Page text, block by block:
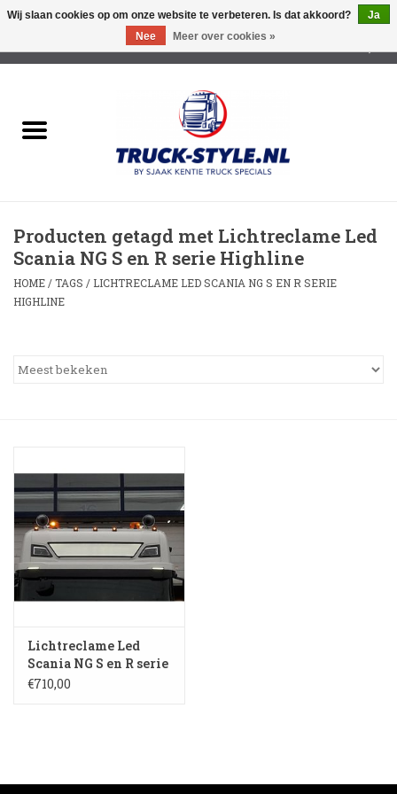
Lichtreclame Led
Led Triple Sign
Zonnekleppen
Bumper Spoilers
Stoel Verlagen
Klompen
Shop
Producten getagd met Lichtreclame Led
Scania NG S en R serie Highline
HOME /TAGS / LICHTRECLAME LED SCANIA NG S EN R SERIE
HIGHLINE
Lichtreclame Led
Scania NG S en R serie
Highline S 119-HH
€710,00
Wij slaan cookies op om onze website te verbeteren. Is dat akkoord?
Ja
Nee
Meer over cookies »